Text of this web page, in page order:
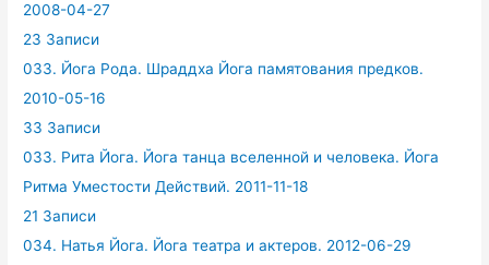
2008-04-27
23 Записи
033. Йога Рода. Шраддха Йога памятования предков.
2010-05-16
33 Записи
033. Рита Йога. Йога танца вселенной и человека. Йога
Ритма Уместости Действий. 2011-11-18
21 Записи
034. Натья Йога. Йога театра и актеров. 2012-06-29